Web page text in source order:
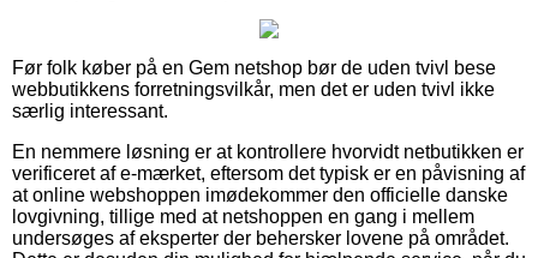
Før folk køber på en Gem netshop bør de uden tvivl bese
webbutikkens forretningsvilkår, men det er uden tvivl ikke
særlig interessant.
En nemmere løsning er at kontrollere hvorvidt netbutikken er
verificeret af e-mærket, eftersom det typisk er en påvisning af
at online webshoppen imødekommer den officielle danske
lovgivning, tillige med at netshoppen en gang i mellem
undersøges af eksperter der behersker lovene på området.